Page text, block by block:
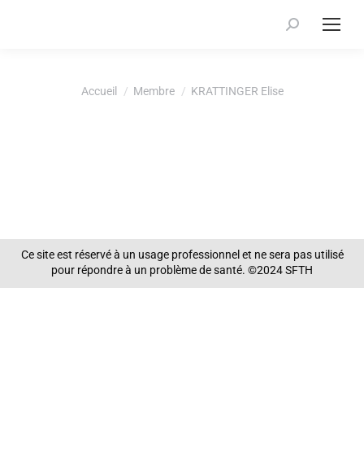
Recherche
Vous êtes ici :Accueil Membre KRATTINGER Elise
Ce site est réservé à un usage professionnel et ne sera pas utilisé
pour répondre à un problème de santé. ©2024 SFTH